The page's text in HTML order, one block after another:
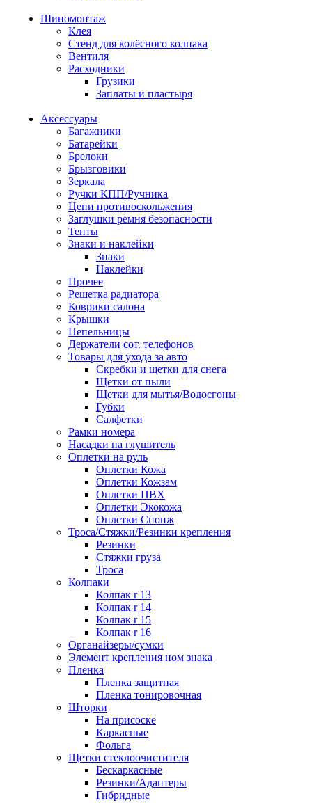
Шиномонтаж
Клея
Стенд для колёсного колпака
Вентиля
Расходники
Грузики
Заплаты и пластыря
Аксессуары
Багажники
Батарейки
Брелоки
Брызговики
Зеркала
Ручки КПП/Ручника
Цепи противоскольжения
Заглушки ремня безопасности
Тенты
Знаки и наклейки
Знаки
Наклейки
Прочее
Решетка радиатора
Коврики салона
Крышки
Пепельницы
Держатели сот. телефонов
Товары для ухода за авто
Скребки и щетки для снега
Щетки от пыли
Щетки для мытья/Водосгоны
Губки
Салфетки
Рамки номера
Насадки на глушитель
Оплетки на руль
Оплетки Кожа
Оплетки Кожзам
Оплетки ПВХ
Оплетки Экокожа
Оплетки Спонж
Троса/Стяжки/Резинки крепления
Резинки
Стяжки груза
Троса
Колпаки
Колпак r 13
Колпак r 14
Колпак r 15
Колпак r 16
Органайзеры/сумки
Элемент крепления ном знака
Пленка
Пленка защитная
Пленка тонировочная
Шторки
На присоске
Каркасные
Фольга
Щетки стеклоочистителя
Бескаркасные
Резинки/Адаптеры
Гибридные